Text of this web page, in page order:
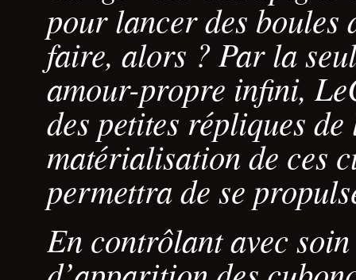
pour lancer des boules
faire, alors ? Par la
amour-propre infini,
des petites répliques
matérialisation de ces
permettra de se
En contrôlant avec